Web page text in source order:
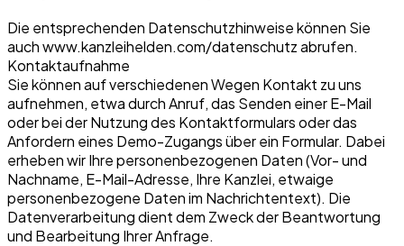
Die entsprechenden Datenschutzhinweise können Sie
auch www.kanzleihelden.com/datenschutz abrufen.
Kontaktaufnahme
Sie können auf verschiedenen Wegen Kontakt zu uns
aufnehmen, etwa durch Anruf, das Senden einer E-Mail
oder bei der Nutzung des Kontaktformulars oder das
Anfordern eines Demo-Zugangs über ein Formular. Dabei
erheben wir Ihre personenbezogenen Daten (Vor- und
Nachname, E-Mail-Adresse, Ihre Kanzlei, etwaige
personenbezogene Daten im Nachrichtentext). Die
Datenverarbeitung dient dem Zweck der Beantwortung
und Bearbeitung Ihrer Anfrage.